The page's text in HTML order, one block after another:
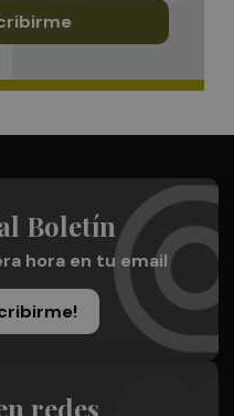
Boletín
hora en tu email
redes